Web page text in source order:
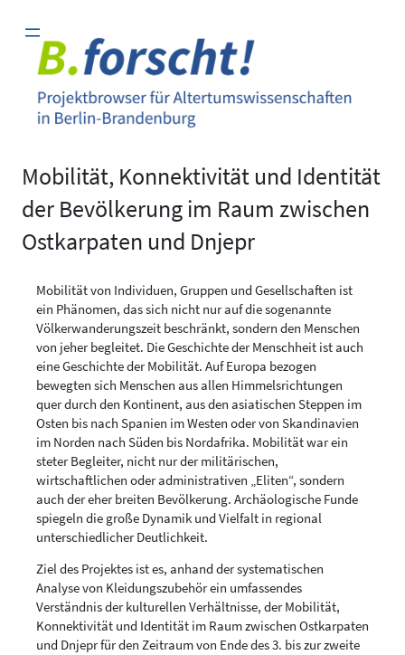
Inhalt
springen
Mobilität, Konnektivität und Identität
der Bevölkerung im Raum zwischen
Ostkarpaten und Dnjepr
Mobilität von Individuen, Gruppen und Gesellschaften ist
ein Phänomen, das sich nicht nur auf die sogenannte
Völkerwanderungszeit beschränkt, sondern den Menschen
von jeher begleitet. Die Geschichte der Menschheit ist auch
eine Geschichte der Mobilität. Auf Europa bezogen
bewegten sich Menschen aus allen Himmelsrichtungen
quer durch den Kontinent, aus den asiatischen Steppen im
Osten bis nach Spanien im Westen oder von Skandinavien
im Norden nach Süden bis Nordafrika. Mobilität war ein
steter Begleiter, nicht nur der militärischen,
wirtschaftlichen oder administrativen „Eliten“, sondern
auch der eher breiten Bevölkerung. Archäologische Funde
spiegeln die große Dynamik und Vielfalt in regional
unterschiedlicher Deutlichkeit.
Ziel des Projektes ist es, anhand der systematischen
Analyse von Kleidungszubehör ein umfassendes
Verständnis der kulturellen Verhältnisse, der Mobilität,
Konnektivität und Identität im Raum zwischen Ostkarpaten
und Dnjepr für den Zeitraum von Ende des 3. bis zur zweite